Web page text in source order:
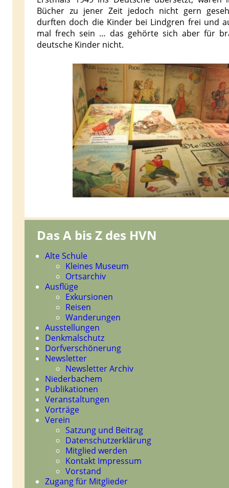
Bücher zu jener Zeit jedoch nicht gern
durften doch die Kinder bei Lindgren frei und
mal frech sein … das gehörte sich aber für
deutsche Kinder nicht.
Das A bis Z des HVN
Navigation
überspringen
Alte Schule
Kleines Museum
Ortsarchiv
Ausflüge
Exkursionen
Reisen
Wanderungen
Ausstellungen
Denkmalschutz
Dorfverschönerung
Newsletter
Newsletter Archiv
Niederbachem
Publikationen
Veranstaltungen
Vorträge
Verein
Satzung und Beitrag
Datenschutzerklärung
Mitglied werden
Kontakt Impressum
Vorstand
Zugang für Mitglieder